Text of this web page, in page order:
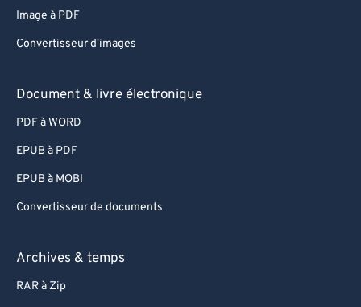
Image à PDF
Convertisseur d'images
Document & livre électronique
PDF à WORD
EPUB à PDF
EPUB à MOBI
Convertisseur de documents
Archives & temps
RAR à Zip